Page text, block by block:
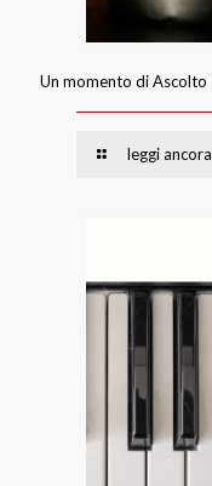
Un momento di Ascolto
leggi ancora